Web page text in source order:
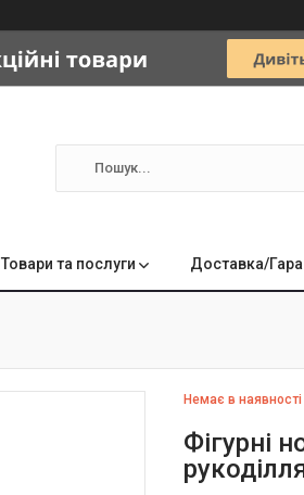
Товари та послуги Доставка/
Немає в наявності
Фігурні